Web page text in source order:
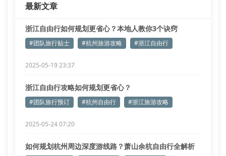
最新文章
浙江自由行如何规划更省心？本地人教你3个诀窍
#团队旅行贴士 #杭州旅游攻略 #浙江自由行
2025-05-19 23:37
浙江自由行攻略如何规划更省心？
#团队旅行预订 #杭州自由行 #浙江旅游攻略
2025-05-24 07:20
如何规划杭州周边深度游线路？萧山余杭自由行全解析